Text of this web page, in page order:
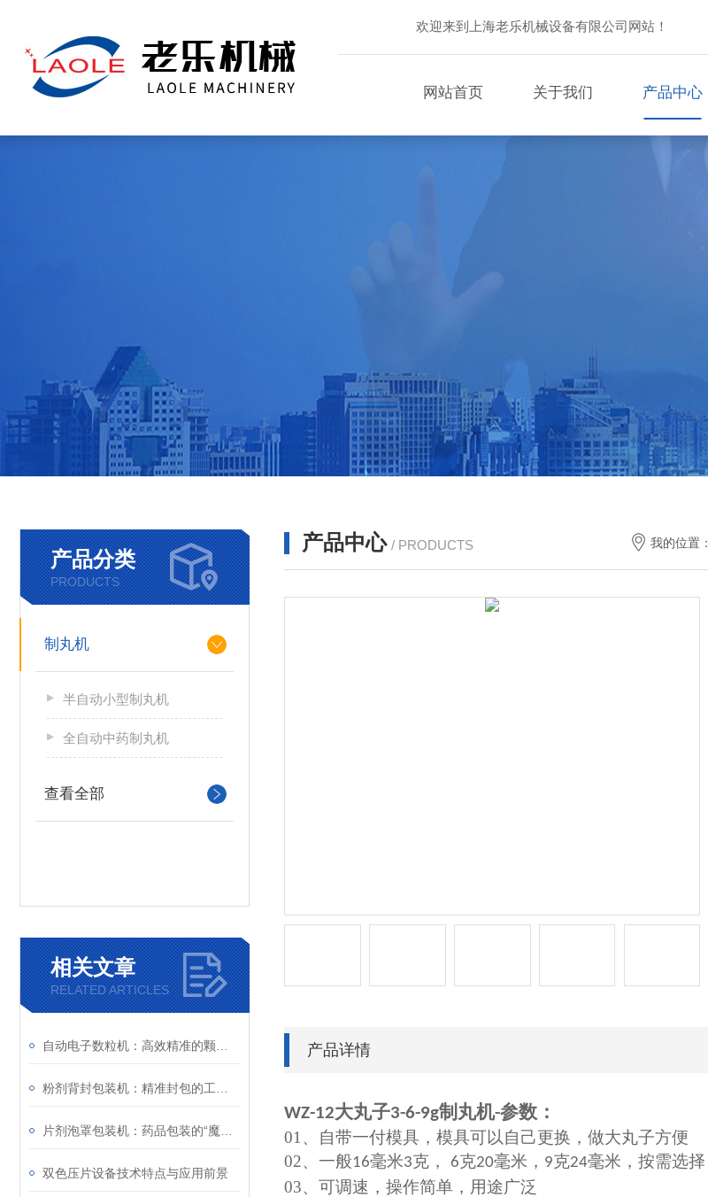
欢迎来到上海老乐机械设备有限公司网站！
网站首页 关于我们 产品中心
产品分类
PRODUCTS
制丸机
半自动小型制丸机
全自动中药制丸机
查看全部
相关文章
RELATED ARTICLES
双色压片设备技术特点与应用前景
产品中心 / PRODUCTS 我的位置：
产品详情
WZ-12大丸子3-6-9g制丸机-参数：
01、 自带一付模具，模具可以自己更换，做大丸子方便
02、 一般16毫米3克， 6克20毫米， 9克24毫米，按需选择
03、 可调速，操作简单，用途广泛